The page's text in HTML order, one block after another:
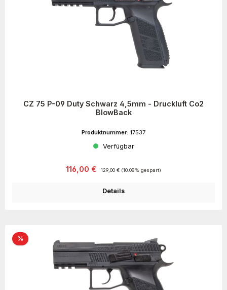
CZ 75 P-09 Duty Schwarz 4,5mm - Druckluft Co2
BlowBack
Produktnummer: 17537
Verfügbar
Verkaufspreis:
116,00 € Regulärer Preis:
129,00 € (10.08% gespart)
Details
%Rabatt